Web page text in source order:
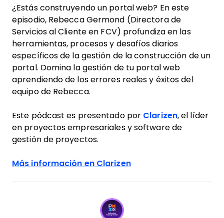
¿Estás construyendo un portal web? En este
episodio, Rebecca Germond (Directora de
Servicios al Cliente en FCV) profundiza en las
herramientas, procesos y desafíos diarios
específicos de la gestión de la construcción de un
portal. Domina la gestión de tu portal web
aprendiendo de los errores reales y éxitos del
equipo de Rebecca.
Este pódcast es presentado por Clarizen, el líder
en proyectos empresariales y software de
gestión de proyectos.
Más información en Clarizen